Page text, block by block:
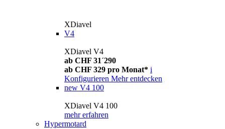
XDiavel
V4
XDiavel V4
ab CHF 31´290
ab CHF 329 pro Monat* i
Konfigurieren Mehr entdecken
new V4 100
XDiavel V4 100
mehr erfahren
Hypermotard